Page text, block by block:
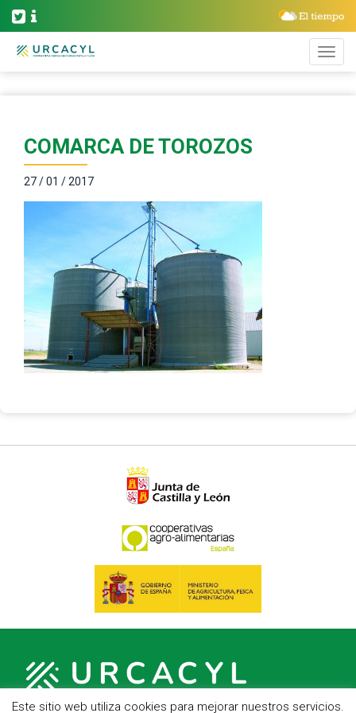
COMARCA DE TOROZOS
27 / 01 / 2017
Este sitio web utiliza cookies para mejorar nuestros servicios.